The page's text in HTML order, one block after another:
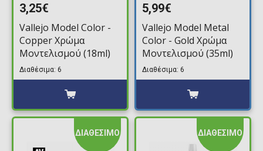
3,25€
Vallejo Model Color -
Copper Χρώμα
Μοντελισμού (18ml)
Διαθέσιμα: 6
5,99€
Vallejo Model Metal
Color - Gold Χρώμα
Μοντελισμού (35ml)
Διαθέσιμα: 6
ΔΙΑΘΕΣΙΜΟ ΔΙΑΘΕΣΙΜΟ